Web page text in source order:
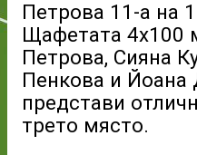
Петрова 11-а на
Щафетата 4х100
Петрова, Сияна
Пенкова и
представи
трето място.